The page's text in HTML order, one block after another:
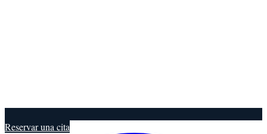
Reservar una cita